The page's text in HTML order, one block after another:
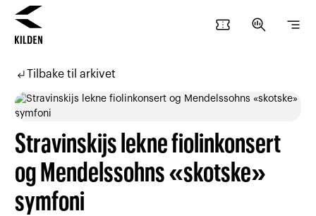
confirmation_number search_insights segment
subdirectory_arrow_leftTilbake til arkivet
Stravinskijs lekne fiolinkonsert
og Mendelssohns «skotske»
symfoni